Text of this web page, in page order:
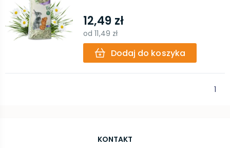
12,49 zł
od11,49 zł
Dodaj do koszyka
1
KONTAKT